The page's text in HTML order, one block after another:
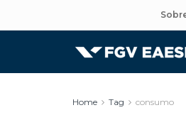
Home Tag consumo